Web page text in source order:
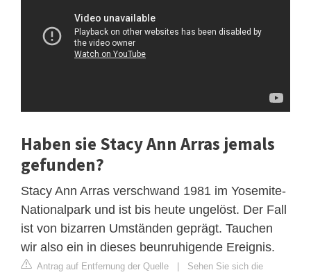
Haben sie Stacy Ann Arras jemals
gefunden?
Stacy Ann Arras verschwand 1981 im Yosemite-
Nationalpark und ist bis heute ungelöst. Der Fall
ist von bizarren Umständen geprägt. Tauchen
wir also ein in dieses beunruhigende Ereignis.
Antrag auf Entfernung der Quelle | Sehen Sie sich die